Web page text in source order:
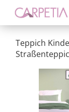
Teppich